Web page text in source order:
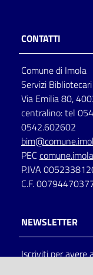
Seguici
su
CONTATTI
Comune di Imola
Servizi
Via Emilia 80,
centralino: tel
0542.602602
PEC
P.IVA
C.F.
NEWSLETTER
Iscriviti per avere